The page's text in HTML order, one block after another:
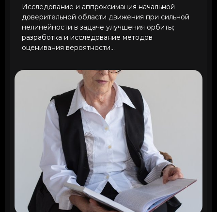
Исследование и аппроксимация начальной
доверительной области движения при сильной
нелинейности в задаче улучшения орбиты;
разработка и исследование методов
оценивания вероятности...